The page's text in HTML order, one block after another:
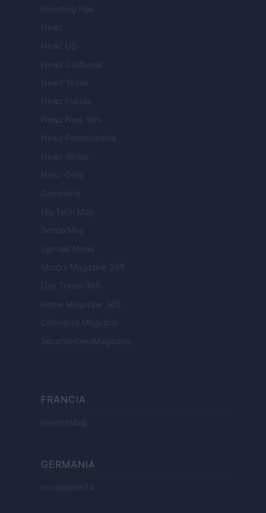
Investing Plus
Newz
Newz US
Newz California
Newz Texas
Newz Florida
Newz New York
Newz Pennsylvania
Newz Illinois
Newz Ohio
Gameland
Hig Tech Mag
Scoop Mag
Lgbtqia News
Motors Magazine 365
Day Travel 365
Home Magazine 365
Cineverse Magazine
SecondHomeMagazine
FRANCIA
InvestirMag
GERMANIA
Investieren24